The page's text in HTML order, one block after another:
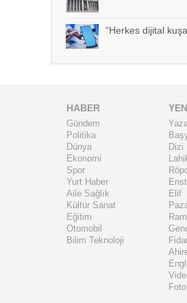
“Herkes dijital
HABER
Gündem
Politika
Dünya
Ekonomi
Spor
Yurt Haber
Aile Sağlık
Kültür Sanat
Eğitim
Otomobil
Bilim Teknoloji
Dizi
Elif